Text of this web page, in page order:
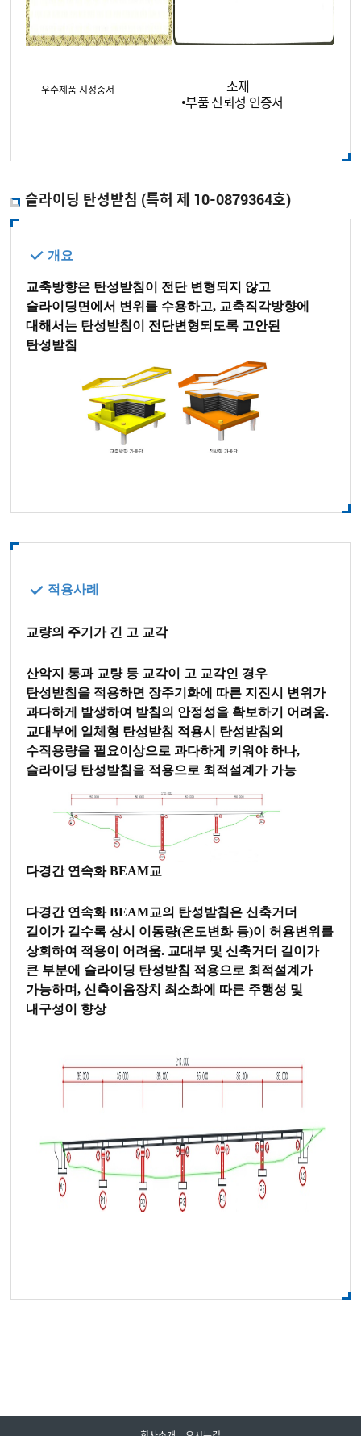
우수제품 지정중서
소재
•부품 신뢰성 인증서
슬라이딩 탄성받침 (특허 제 10-0879364호)
개요
교축방향은 탄성받침이 전단 변형되지 않고
슬라이딩면에서 변위를 수용하고, 교축직각방향에
대해서는 탄성받침이 전단변형되도록 고안된
탄성받침
적용사례
교량의 주기가 긴 고 교각
산악지 통과 교량 등 교각이 고 교각인 경우
탄성받침을 적용하면 장주기화에 따른 지진시 변위가
과다하게 발생하여 받침의 안정성을 확보하기 어려움.
교대부에 일체형 탄성받침 적용시 탄성받침의
수직용량을 필요이상으로 과다하게 키워야 하나,
슬라이딩 탄성받침을 적용으로 최적설계가 가능
다경간 연속화 BEAM교
다경간 연속화 BEAM교의 탄성받침은 신축거더
길이가 길수록 상시 이동량(온도변화 등)이 허용변위를
상회하여 적용이 어려움. 교대부 및 신축거더 길이가
큰 부분에 슬라이딩 탄성받침 적용으로 최적설계가
가능하며, 신축이음장치 최소화에 따른 주행성 및
내구성이 향상